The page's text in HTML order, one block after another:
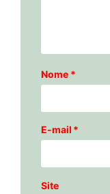
Nome *
E-mail *
Site